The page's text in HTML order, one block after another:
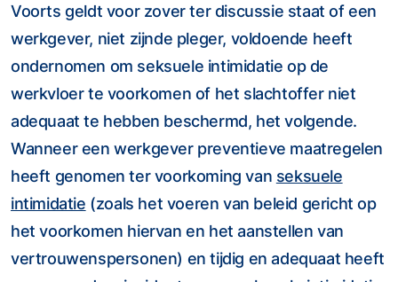
Voorts geldt voor zover ter discussie staat of een
werkgever, niet zijnde pleger, voldoende heeft
ondernomen om seksuele intimidatie op de
werkvloer te voorkomen of het slachtoffer niet
adequaat te hebben beschermd, het volgende.
Wanneer een werkgever preventieve maatregelen
heeft genomen ter voorkoming van seksuele
intimidatie (zoals het voeren van beleid gericht op
het voorkomen hiervan en het aanstellen van
vertrouwenspersonen) en tijdig en adequaat heeft